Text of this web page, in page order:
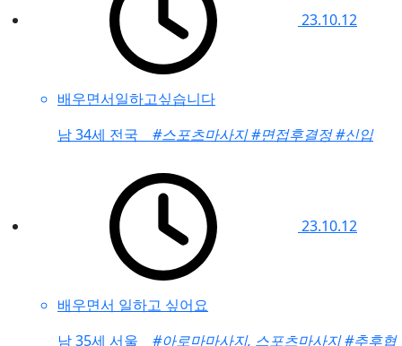
23.10.12
배우면서일하고싶습니다
남34세 전국 #스포츠마사지#면접후결정#신입
23.10.12
배우면서 일하고 싶어요
남35세 서울 #아로마마사지, 스포츠마사지#추후협